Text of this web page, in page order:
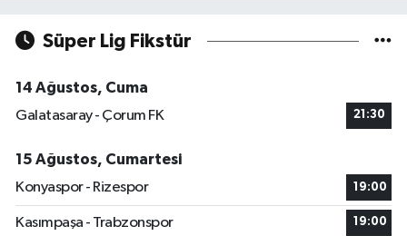
Süper Lig Fikstür
14 Ağustos, Cuma
Galatasaray - Çorum FK
21:30
15 Ağustos, Cumartesi
Konyaspor - Rizespor
19:00
Kasımpaşa - Trabzonspor 19:00